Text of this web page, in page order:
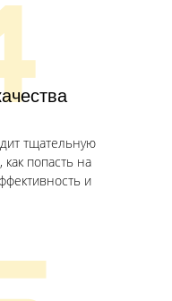
тщательную
как попасть на
и